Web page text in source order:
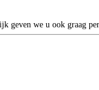
geven we u ook graag